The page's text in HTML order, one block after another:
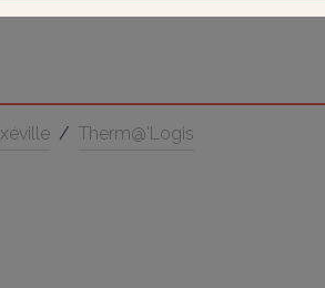
/ Therm@'Logis